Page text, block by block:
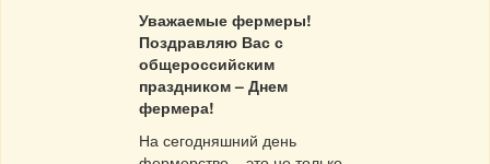
Уважаемые фермеры!
Поздравляю Вас с
общероссийским
праздником – Днем
фермера!
На сегодняшний день